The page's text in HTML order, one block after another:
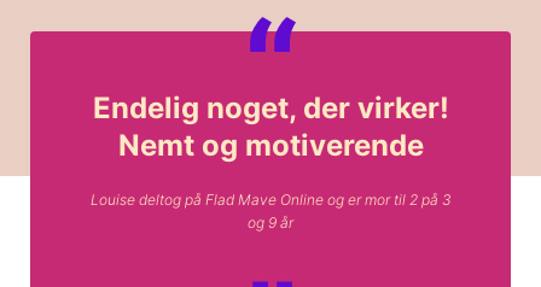
Endelig noget, der virker!
Nemt og motiverende
Louise deltog på Flad Mave Online og er mor til 2 på 3
og 9 år